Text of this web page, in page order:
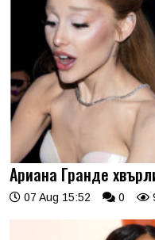
Ариана Гранде
07 Aug 15:52 0